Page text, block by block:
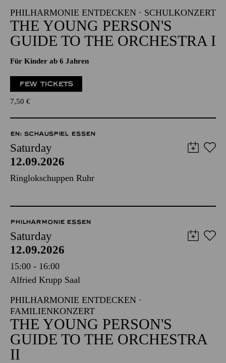
PHILHARMONIE ENTDECKEN · SCHULKONZERT
THE YOUNG PERSON'S
GUIDE TO THE ORCHESTRA I
Für Kinder ab 6 Jahren
FEW TICKETS
7,50 €
EN: SCHAUSPIEL ESSEN
Saturday
12.09.2026
Ringlokschuppen Ruhr
PHILHARMONIE ESSEN
Saturday
12.09.2026
15:00 - 16:00
Alfried Krupp Saal
PHILHARMONIE ENTDECKEN ·
FAMILIENKONZERT
THE YOUNG PERSON'S
GUIDE TO THE ORCHESTRA
II